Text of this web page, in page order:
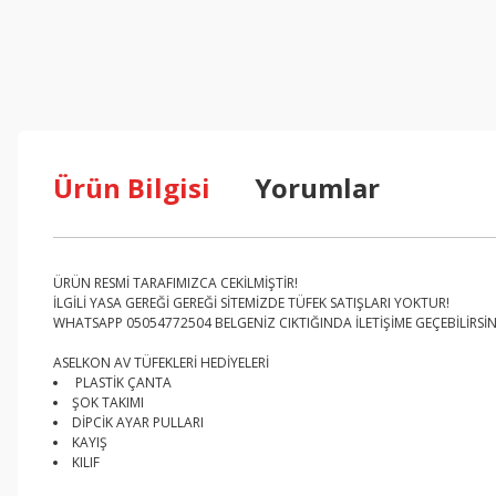
Ürün Bilgisi Yorumlar
ÜRÜN RESMİ TARAFIMIZCA CEKİLMİŞTİR!
İLGİLİ YASA GEREĞİ GEREĞİ SİTEMİZDE TÜFEK SATIŞLARI YOKTUR!
WHATSAPP 05054772504 BELGENİZ CIKTIĞINDA İLETİŞİME
ASELKON AV TÜFEKLERİ HEDİYELERİ
PLASTİK ÇANTA
ŞOK TAKIMI
DİPCİK AYAR PULLARI
KAYIŞ
KILIF